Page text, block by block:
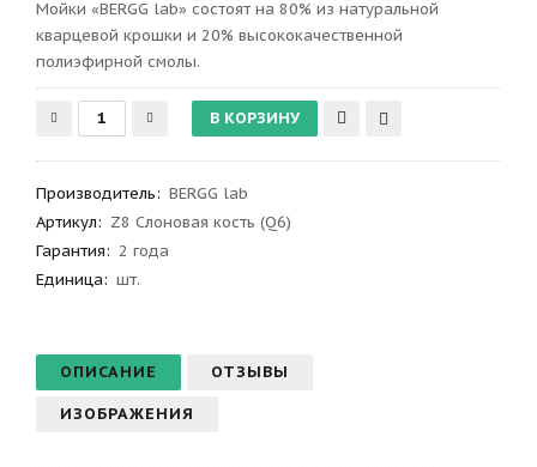
Мойки «BERGG lab» состоят на 80% из натуральной
кварцевой крошки и 20% высококачественной
полиэфирной смолы.
Производитель: BERGG lab
Артикул: Z8 Слоновая кость (Q6)
Гарантия: 2 года
Единица: шт.
ОПИСАНИЕ ОТЗЫВЫ
ИЗОБРАЖЕНИЯ